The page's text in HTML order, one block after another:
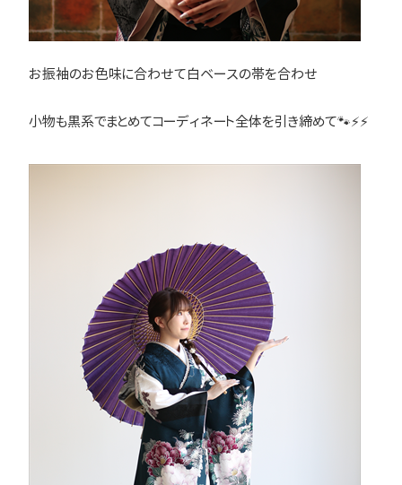
お振袖のお色味に合わせて白ベースの帯を合わせ
小物も黒系でまとめてコーディネート全体を引き締めて🐾⚡⚡